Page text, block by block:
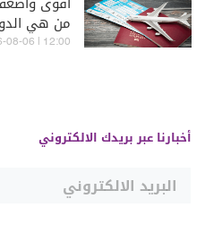
من هي
12:00 | 2026-08-06
أخبارنا عبر بريدك الالكتروني